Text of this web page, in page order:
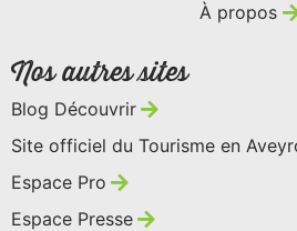
À propos
Nos autres sites
Blog Découvrir
Site officiel du Tourisme en
Espace Pro
Espace Presse